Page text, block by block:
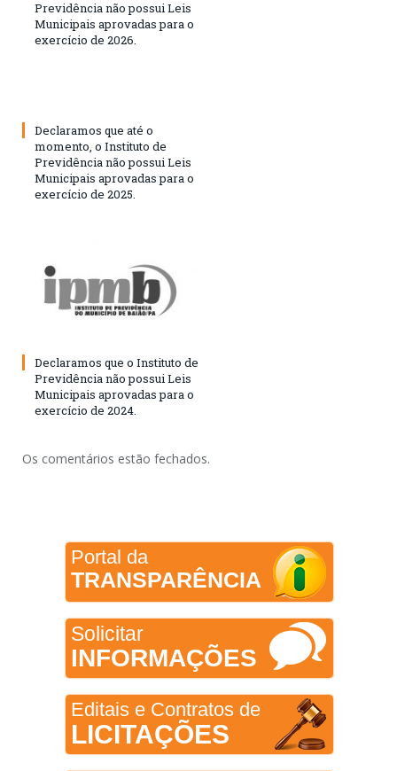
Previdência não possui Leis
Municipais aprovadas para o
exercício de 2026.
Declaramos que até o
momento, o Instituto de
Previdência não possui Leis
Municipais aprovadas para o
exercício de 2025.
Declaramos que o Instituto de
Previdência não possui Leis
Municipais aprovadas para o
exercício de 2024.
Os comentários estão fechados.
Portal da
TRANSPARÊNCIA
Solicitar
INFORMAÇÕES
Editais e Contratos de
LICITAÇÕES